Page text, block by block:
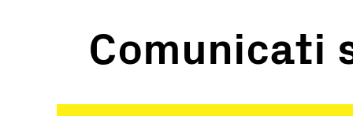
Soluzioni
Comunicati